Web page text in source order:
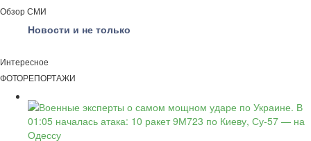
Обзор СМИ
Новости и не только
Интересное
ФОТОРЕПОРТАЖИ